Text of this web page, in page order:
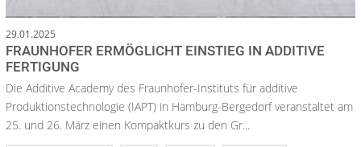
29.01.2025
FRAUNHOFER ERMÖGLICHT EINSTIEG IN ADDITIVE
FERTIGUNG
Die Additive Academy des Fraunhofer-Instituts für additive
Produktionstechnologie (IAPT) in Hamburg-Bergedorf veranstaltet am
25. und 26. März einen Kompaktkurs zu den Gr...